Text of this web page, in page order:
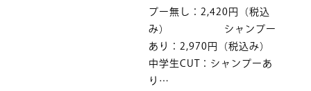
PRIVACY POLICY プライバシ
SITE MAP
プー無し：2,420円（税込
み） シャンプー
あり：2,970円（税込み）
中学生CUT：シャンプーあ
り…